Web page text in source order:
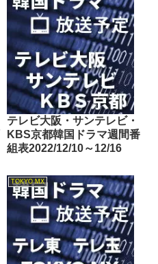
テレビ大阪・サンテレビ・
KBS京都韓国ドラマ週間番
組表2022/12/10～12/16
TOKYO MX